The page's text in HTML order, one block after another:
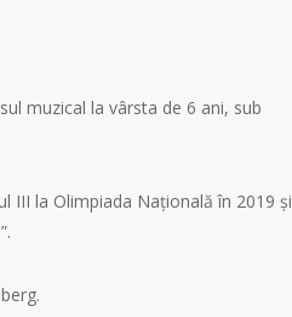
muzical la vârsta de 6 ani, sub
III la Olimpiada Națională în 2019 și